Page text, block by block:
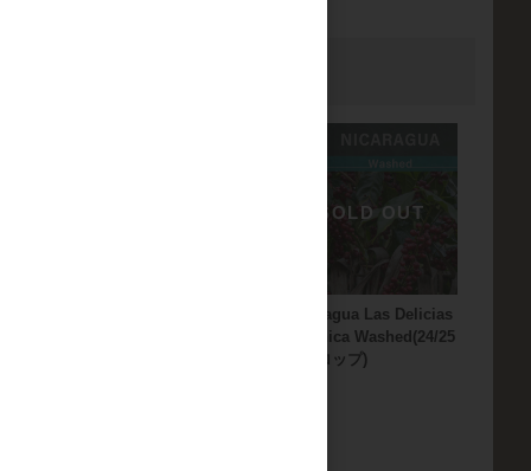
Nicaragua Las Delicias
Javanica Washed(24/25
年クロップ)